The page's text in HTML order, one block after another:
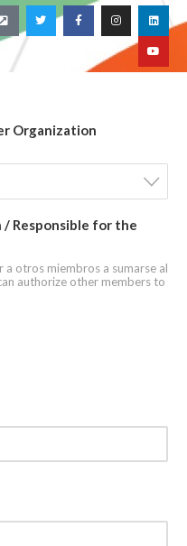
Organization
/ Responsible for the
otros miembros a sumarse al
authorize other members to